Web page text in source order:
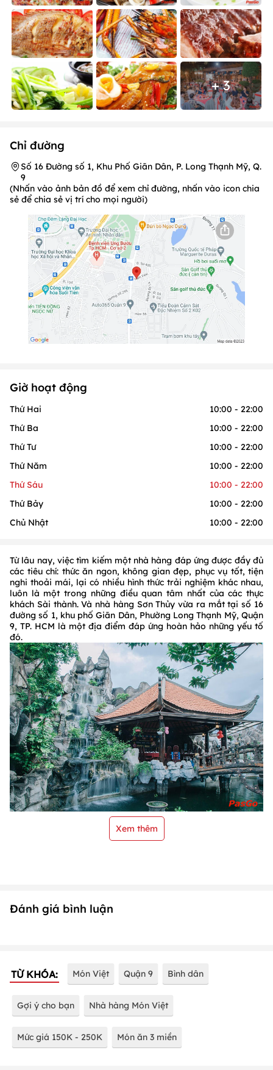
+ 3
Chỉ đường
Số 16 Đường số 1, Khu Phố Giãn Dân, P. Long Thạnh Mỹ, Q.
9
(Nhấn vào ảnh bản đồ để xem chỉ đường, nhấn vào icon chia
sẻ để chia sẻ vị trí cho mọi người)
Giờ hoạt động
Thứ Hai
10:00 - 22:00
Thứ Ba
10:00 - 22:00
Thứ Tư
10:00 - 22:00
Thứ Năm
10:00 - 22:00
Thứ Sáu
10:00 - 22:00
Thứ Bảy
10:00 - 22:00
Chủ Nhật
10:00 - 22:00
Từ lâu nay, việc tìm kiếm một nhà hàng đáp ứng được đầy đủ
các tiêu chí: thức ăn ngon, không gian đẹp, phục vụ tốt, tiện
nghi thoải mái, lại có nhiều hình thức trải nghiệm khác nhau,
luôn là một trong những điều quan tâm nhất của các thực
khách Sài thành. Và nhà hàng Sơn Thủy vừa ra mắt tại số 16
đường số 1, khu phố Giãn Dân, Phường Long Thạnh Mỹ, Quận
9, TP. HCM là một địa điểm đáp ứng hoàn hảo những yếu tố
đó.
Xem thêm
Đánh giá bình luận
TỪ KHÓA: Món Việt Quận 9 Bình dân
Gợi ý cho bạn Nhà hàng Món Việt
Mức giá 150K - 250K Món ăn 3 miền